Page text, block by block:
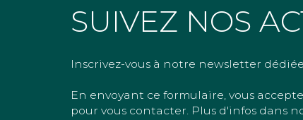
SUIVEZ NOS
Inscrivez-vous à notre newsletter dédiée
En envoyant ce formulaire, vous
pour vous contacter. Plus d'infos dans